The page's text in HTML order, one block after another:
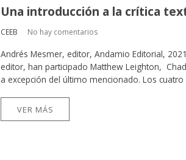
Una introducción a la crítica
CEEB No hay comentarios
Andrés Mesmer, editor, Andamio Editorial,
editor, han participado Matthew Leighton,
a excepción del último mencionado. Los
VER MÁS